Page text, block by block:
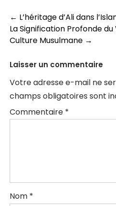
Navigation
des
← L’héritage d’Ali dans
La Signification Profonde du
Culture Musulmane →
Laisser un commentaire
Votre adresse e-mail ne
champs obligatoires sont
Commentaire *
Nom *